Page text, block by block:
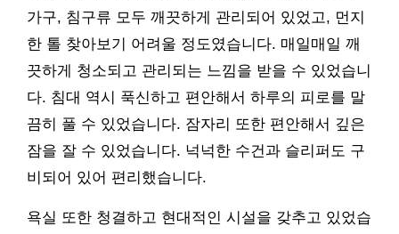
가구, 침구류 모두 깨끗하게 관리되어 있었고, 먼지
한 톨 찾아보기 어려울 정도였습니다. 매일매일 깨
끗하게 청소되고 관리되는 느낌을 받을 수 있었습니
다. 침대 역시 푹신하고 편안해서 하루의 피로를 말
끔히 풀 수 있었습니다. 잠자리 또한 편안해서 깊은
잠을 잘 수 있었습니다. 넉넉한 수건과 슬리퍼도 구
비되어 있어 편리했습니다.
욕실 또한 청결하고 현대적인 시설을 갖추고 있었습